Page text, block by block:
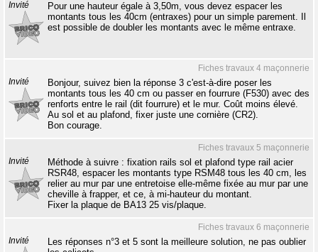
Invité
Pour une hauteur égale à 3,50m, vous devez espacer les
montants tous les 40cm (entraxes) pour un simple parement. Il
est possible de doubler les montants avec le même entraxe.
Fiches travaux 4 maçonnerie
Invité
Bonjour, suivez bien la réponse 3 c'est-à-dire poser les
montants tous les 40 cm ou passer en fourrure (F530) avec des
renforts entre le rail (dit fourrure) et le mur. Coût moins élevé.
Au sol et au plafond, fixer juste une cornière (CR2).
Bon courage.
Fiches travaux 5 maçonnerie
Invité
Méthode à suivre : fixation rails sol et plafond type rail acier
RSR48, espacer les montants type RSM48 tous les 40 cm, les
relier au mur par une entretoise elle-même fixée au mur par une
cheville à frapper, et ce, à mi-hauteur du montant.
Fixer la plaque de BA13 25 vis/plaque.
Fiches travaux 6 maçonnerie
Invité
Les réponses n°3 et 5 sont la meilleure solution, ne pas oublier